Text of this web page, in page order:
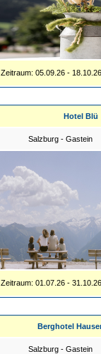
Zeitraum: 05.09.26 -
Hotel Blü
Salzburg - Gastein
Zeitraum: 01.07.26 -
Berghotel
Salzburg - Gastein